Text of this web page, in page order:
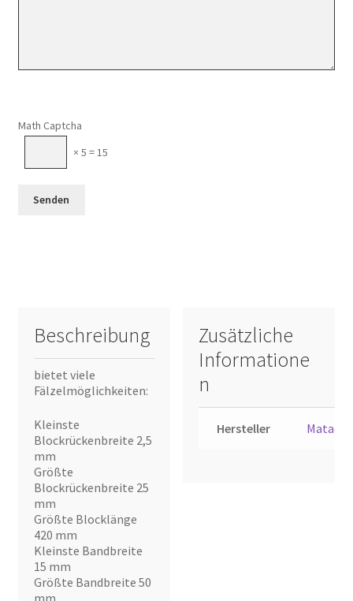
Math Captcha
× 5 = 15
Beschreibung
bietet viele
Fälzelmöglichkeiten:
Kleinste
Blockrückenbreite 2,5
mm
Größte
Blockrückenbreite 25
mm
Größte Blocklänge
420 mm
Kleinste Bandbreite
15 mm
Größte Bandbreite 50
Zusätzliche
Informatione
n
Hersteller Matador